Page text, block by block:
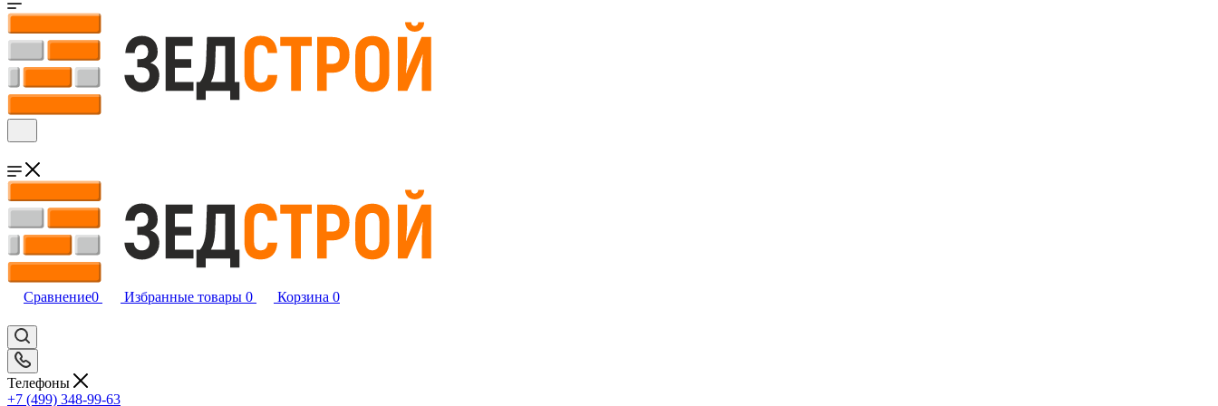
Сравнение0 Избранные товары 0 Корзина 0
Телефоны
+7 (499) 348-99-63